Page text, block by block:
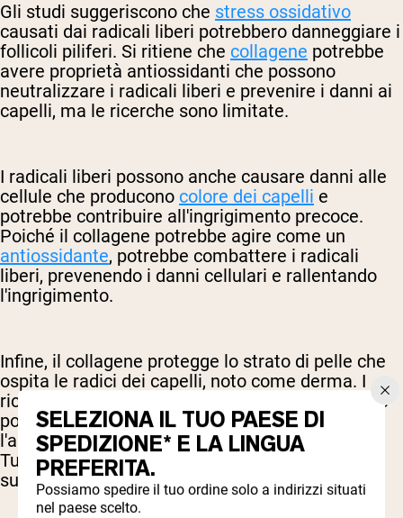
Gli studi suggeriscono che stress ossidativo
causati dai radicali liberi potrebbero danneggiare i
follicoli piliferi. Si ritiene che collagene potrebbe
avere proprietà antiossidanti che possono
neutralizzare i radicali liberi e prevenire i danni ai
capelli, ma le ricerche sono limitate.
I radicali liberi possono anche causare danni alle
cellule che producono colore dei capelli e
potrebbe contribuire all'ingrigimento precoce.
Poiché il collagene potrebbe agire come un
antiossidante, potrebbe combattere i radicali
liberi, prevenendo i danni cellulari e rallentando
l'ingrigimento.
Infine, il collagene protegge lo strato di pelle che
ospita le radici dei capelli, noto come derma. I
ricercatori ritengono che integrare con collagene
possa aiutare a prevenire la perdita e
l'assottigliamento dei capelli legati all'età.
Tuttavia, attualmente non ci sono ricerche a
supporto di ciò.
SELEZIONA IL TUO PAESE DI
SPEDIZIONE* E LA LINGUA
PREFERITA.
Possiamo spedire il tuo ordine solo a indirizzi situati
nel paese scelto.